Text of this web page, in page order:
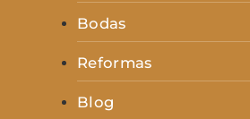
Bodas
Reformas
Blog